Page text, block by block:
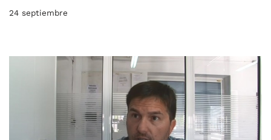
24 septiembre